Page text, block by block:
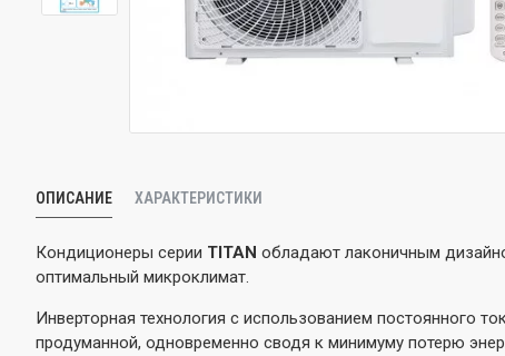
ОПИСАНИЕ ХАРАКТЕРИСТИКИ
Кондиционеры серии TITAN обладают лаконичным
оптимальный микроклимат.
Инверторная технология с использованием постоянного
продуманной, одновременно сводя к минимуму потерю